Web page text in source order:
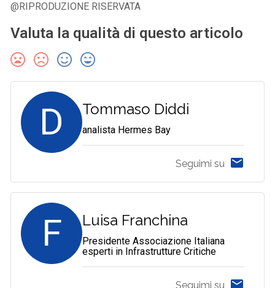
@RIPRODUZIONE RISERVATA
Valuta la qualità di questo articolo
D Tommaso Diddi
analista Hermes Bay
Seguimi su
F Luisa Franchina
Presidente Associazione Italiana
esperti in Infrastrutture Critiche
Seguimi su